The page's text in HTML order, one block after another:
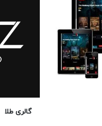
گالری طلا